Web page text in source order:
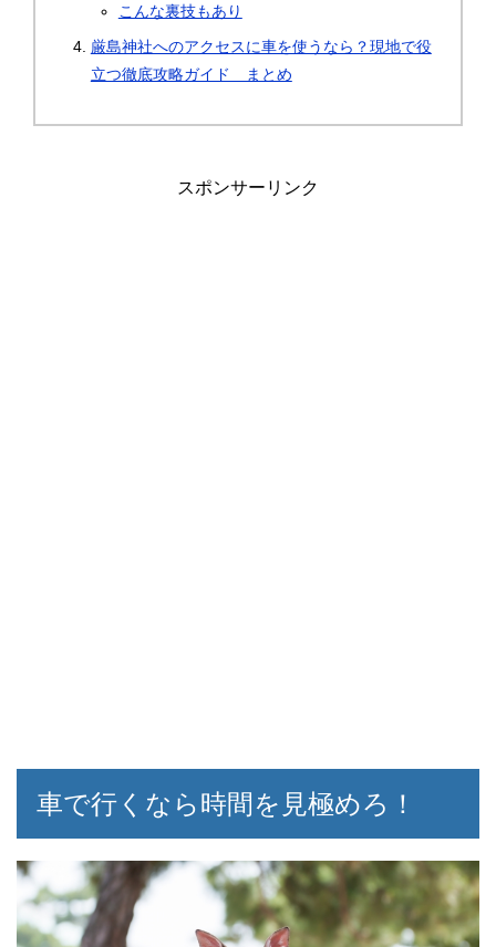
こんな裏技もあり
厳島神社へのアクセスに車を使うなら？現地で役
立つ徹底攻略ガイド まとめ
スポンサーリンク
車で行くなら時間を見極めろ！